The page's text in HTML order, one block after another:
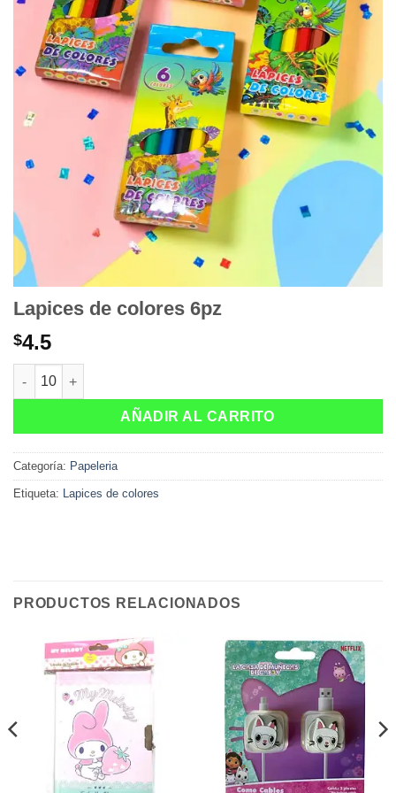
Lapices de colores 6pz
$4.5
Lapices de colores 6pz cantidad
AÑADIR AL CARRITO
Categoría: Papeleria
Etiqueta: Lapices de colores
PRODUCTOS RELACIONADOS